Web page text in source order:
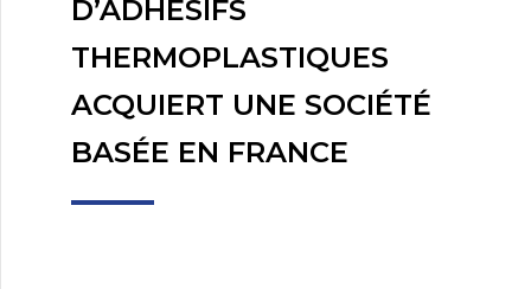
D’ADHÉSIFS
THERMOPLASTIQUES
ACQUIERT UNE SOCIÉTÉ
BASÉE EN FRANCE